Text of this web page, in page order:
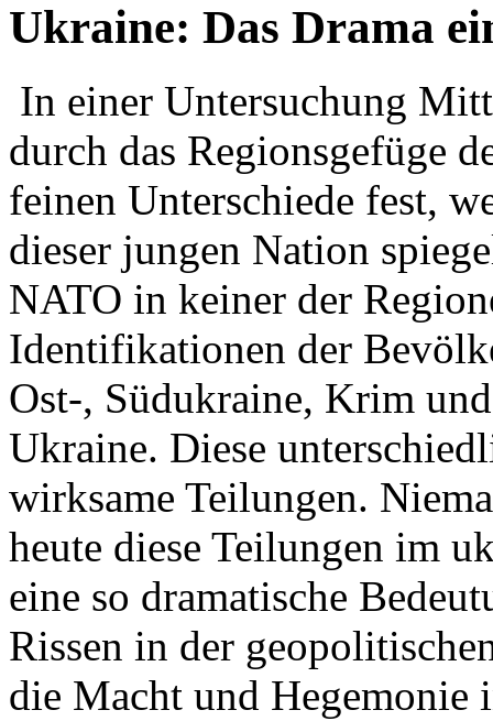
Ukraine: Das Drama
In einer Untersuchung
durch das Regionsgefüge
feinen Unterschiede fest,
dieser jungen Nation
NATO in keiner der
Identifikationen der
Ost-, Südukraine, Krim
Ukraine. Diese
wirksame Teilungen.
heute diese Teilungen im
eine so dramatische
Rissen in der
die Macht und Hegemonie